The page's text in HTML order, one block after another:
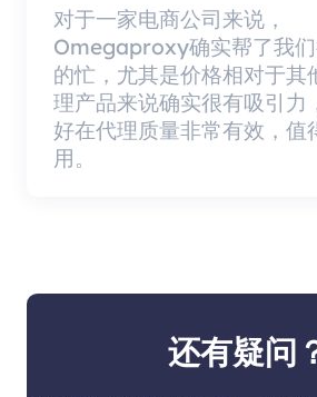
对于一家电商公司来说，
Omegaproxy确实帮了我
的忙，尤其是价格相对于其
理产品来说确实很有吸引力
好在代理质量非常有效，值
用。
还有疑问